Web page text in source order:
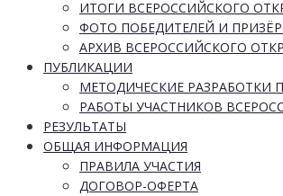
ИТОГИ ВСЕРОССИЙСКОГО
ФОТО ПОБЕДИТЕЛЕЙ И
АРХИВ ВСЕРОССИЙСКОГО
ПУБЛИКАЦИИ
МЕТОДИЧЕСКИЕ РАЗРАБОТКИ
РАБОТЫ УЧАСТНИКОВ
РЕЗУЛЬТАТЫ
ОБЩАЯ ИНФОРМАЦИЯ
ПРАВИЛА УЧАСТИЯ
ДОГОВОР-ОФЕРТА